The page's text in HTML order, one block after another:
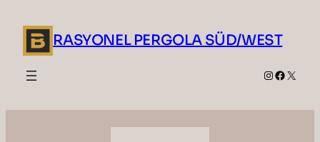
Inhalt
springen
RASYONEL PERGOLA SÜD/WEST
Instagram
X